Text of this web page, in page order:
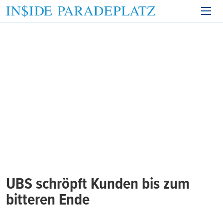
UBS schröpft Kunden bis zum
bitteren Ende